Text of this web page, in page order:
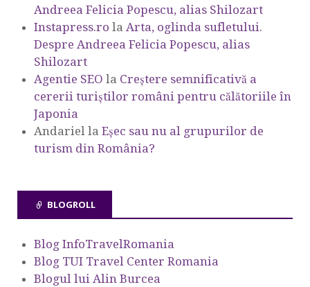
Andreea Felicia Popescu, alias Shilozart
Instapress.ro la Arta, oglinda sufletului.
Despre Andreea Felicia Popescu, alias
Shilozart
Agentie SEO la Creștere semnificativă a
cererii turiștilor români pentru călătoriile în
Japonia
Andariel la Eşec sau nu al grupurilor de
turism din România?
BLOGROLL
Blog InfoTravelRomania
Blog TUI Travel Center Romania
Blogul lui Alin Burcea